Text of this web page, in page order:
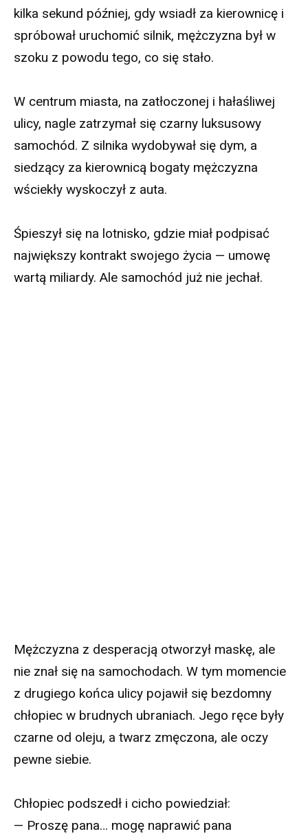
kilka sekund później, gdy wsiadł za kierownicę i
spróbował uruchomić silnik, mężczyzna był w
szoku z powodu tego, co się stało.
W centrum miasta, na zatłoczonej i hałaśliwej
ulicy, nagle zatrzymał się czarny luksusowy
samochód. Z silnika wydobywał się dym, a
siedzący za kierownicą bogaty mężczyzna
wściekły wyskoczył z auta.
Śpieszył się na lotnisko, gdzie miał podpisać
największy kontrakt swojego życia — umowę
wartą miliardy. Ale samochód już nie jechał.
Mężczyzna z desperacją otworzył maskę, ale
nie znał się na samochodach. W tym momencie
z drugiego końca ulicy pojawił się bezdomny
chłopiec w brudnych ubraniach. Jego ręce były
czarne od oleju, a twarz zmęczona, ale oczy
pewne siebie.
Chłopiec podszedł i cicho powiedział:
— Proszę pana… mogę naprawić pana